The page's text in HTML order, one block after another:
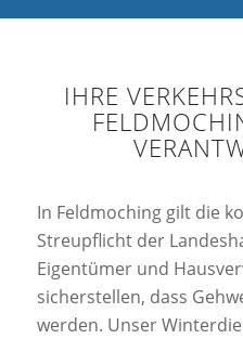
IHRE
In Feldmoching gilt die
Streupflicht der
Eigentümer und
sicherstellen, dass
werden. Unser